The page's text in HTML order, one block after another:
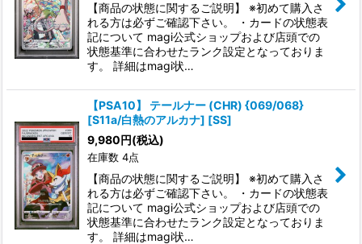
絞り込む
【商品の状態に関するご説明】 ※初めて購入さ
れる方は必ずご確認下さい。 ・カードの状態表
記について magi公式ショップおよび店頭での
状態基準に合わせたランク設定となっておりま
す。 詳細はmagi状…
【PSA10】 テールナー (CHR) {069/068}
[S11a/白熱のアルカナ] [SS]
9,980円(税込)
在庫数 4点
【商品の状態に関するご説明】 ※初めて購入さ
れる方は必ずご確認下さい。 ・カードの状態表
記について magi公式ショップおよび店頭での
状態基準に合わせたランク設定となっておりま
す。 詳細はmagi状…